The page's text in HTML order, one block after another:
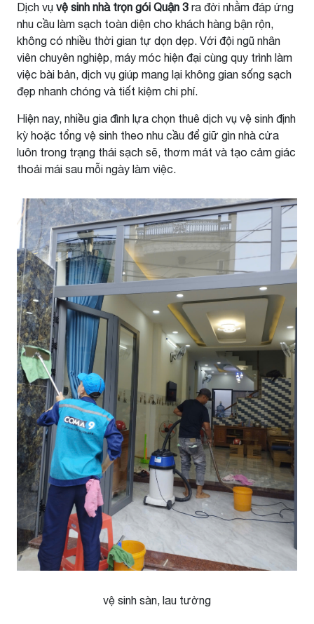
Dịch vụ vệ sinh nhà trọn gói Quận 3 ra đời nhằm đáp ứng
nhu cầu làm sạch toàn diện cho khách hàng bận rộn,
không có nhiều thời gian tự dọn dẹp. Với đội ngũ nhân
viên chuyên nghiệp, máy móc hiện đại cùng quy trình làm
việc bài bản, dịch vụ giúp mang lại không gian sống sạch
đẹp nhanh chóng và tiết kiệm chi phí.
Hiện nay, nhiều gia đình lựa chọn thuê dịch vụ vệ sinh định
kỳ hoặc tổng vệ sinh theo nhu cầu để giữ gìn nhà cửa
luôn trong trạng thái sạch sẽ, thơm mát và tạo cảm giác
thoải mái sau mỗi ngày làm việc.
vệ sinh sàn, lau tường